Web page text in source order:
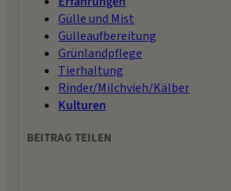
Gülle und Mist
Gülleaufbereitung
Grünlandpflege
Tierhaltung
Rinder/Milchvieh/Kälber
Kulturen
BEITRAG TEILEN